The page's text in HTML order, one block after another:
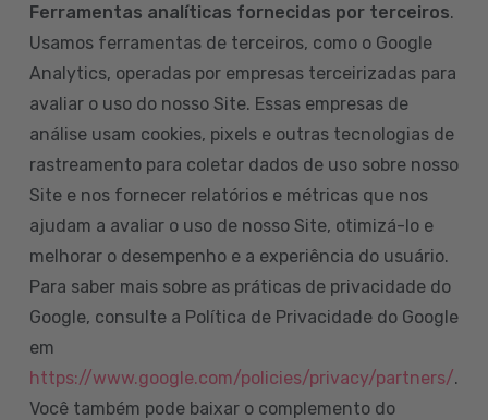
Ferramentas analíticas fornecidas por terceiros.
Usamos ferramentas de terceiros, como o Google
Analytics, operadas por empresas terceirizadas para
avaliar o uso do nosso Site. Essas empresas de
análise usam cookies, pixels e outras tecnologias de
rastreamento para coletar dados de uso sobre nosso
Site e nos fornecer relatórios e métricas que nos
ajudam a avaliar o uso de nosso Site, otimizá-lo e
melhorar o desempenho e a experiência do usuário.
Para saber mais sobre as práticas de privacidade do
Google, consulte a Política de Privacidade do Google
em
https://www.google.com/policies/privacy/partners/.
Você também pode baixar o complemento do